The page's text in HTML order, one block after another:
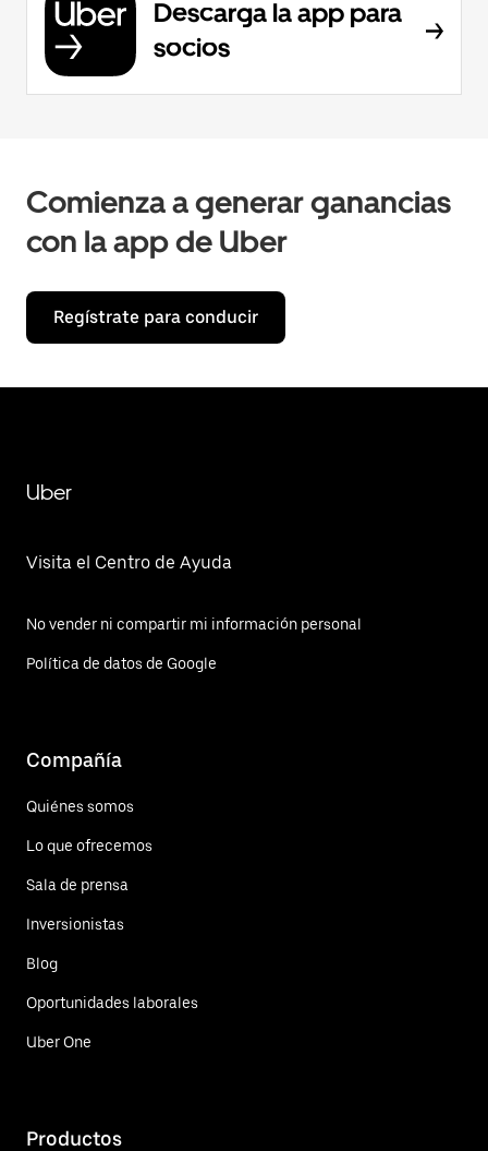
Descarga la app para
socios
Comienza a generar ganancias
con la app de Uber
Regístrate para conducir
Uber
Visita el Centro de Ayuda
No vender ni compartir mi información personal
Política de datos de Google
Compañía
Quiénes somos
Lo que ofrecemos
Sala de prensa
Inversionistas
Blog
Oportunidades laborales
Uber One
Productos